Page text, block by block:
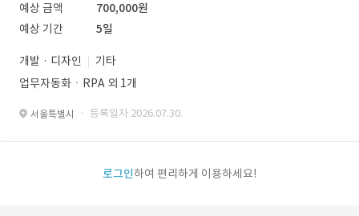
예상 금액
700,000원
예상 기간
5일
개발 · 디자인
기타
업무자동화ㆍRPA 외 1개
서울특별시 · 등록일자 2026.07.30.
로그인하여 편리하게 이용하세요!